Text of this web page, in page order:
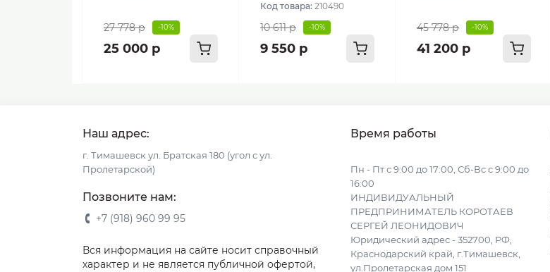
27 778 р -10%
25 000 р
Код товара: 210490
10 611 р -10%
9 550 р
45 778 р -10%
41 200 р
Наш адрес:
г. Тимашевск ул. Братская 180 (угол с ул.
Пролетарской)
Позвоните нам:
+7 (918) 960 99 95
Вся информация на сайте носит справочный
характер и не является публичной офертой,
Время работы
Пн - Пт с 9:00 до 17:00, Сб-Вс с 9:00 до
16:00
ИНДИВИДУАЛЬНЫЙ
ПРЕДПРИНИМАТЕЛЬ КОРОТАЕВ
СЕРГЕЙ ЛЕОНИДОВИЧ
Юридический адрес - 352700, РФ,
Краснодарский край, г.Тимашевск,
ул.Пролетарская дом 151